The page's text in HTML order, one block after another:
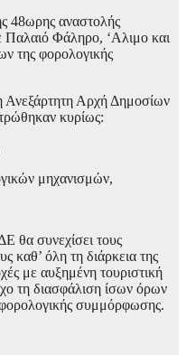
48ωρης αναστολής
Παλαιό Φάληρο, ‘Αλιμο και
της φορολογικής
Ανεξάρτητη Αρχή Δημοσίων
κυρίως:
μηχανισμών,
θα συνεχίσει τους
καθ’ όλη τη διάρκεια της
με αυξημένη τουριστική
τη διασφάλιση ίσων όρων
συμμόρφωσης.